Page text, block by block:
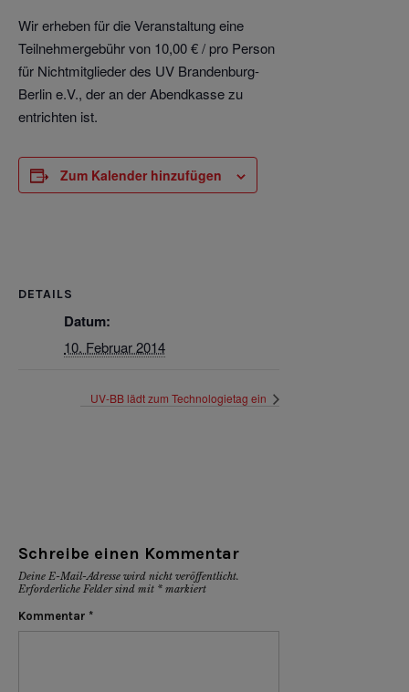
Wir erheben für die Veranstaltung eine
Teilnehmergebühr von 10,00 € / pro Person
für Nichtmitglieder des UV Brandenburg-
Berlin e.V., der an der Abendkasse zu
entrichten ist.
Zum Kalender hinzufügen
DETAILS
Datum:
10. Februar 2014
UV-BB lädt zum Technologietag ein
Schreibe einen Kommentar
Deine E-Mail-Adresse wird nicht veröffentlicht.
Erforderliche Felder sind mit * markiert
Kommentar *